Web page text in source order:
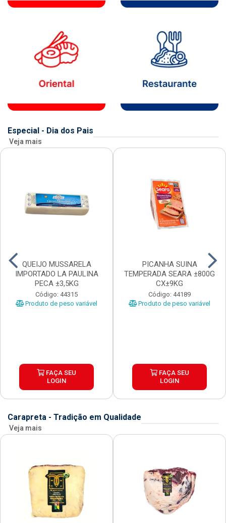
Especial - Dia dos Pais
Veja mais
QUEIJO MUSSARELA
IMPORTADO LA PAULINA
PECA ±3,5KG
Código: 44315
Produto de peso variável
FAÇA SEU
LOGIN
PICANHA SUINA
TEMPERADA SEARA ±800G
CX±9KG
Código: 44189
Produto de peso variável
FAÇA SEU
LOGIN
Carapreta - Tradição em Qualidade
Veja mais